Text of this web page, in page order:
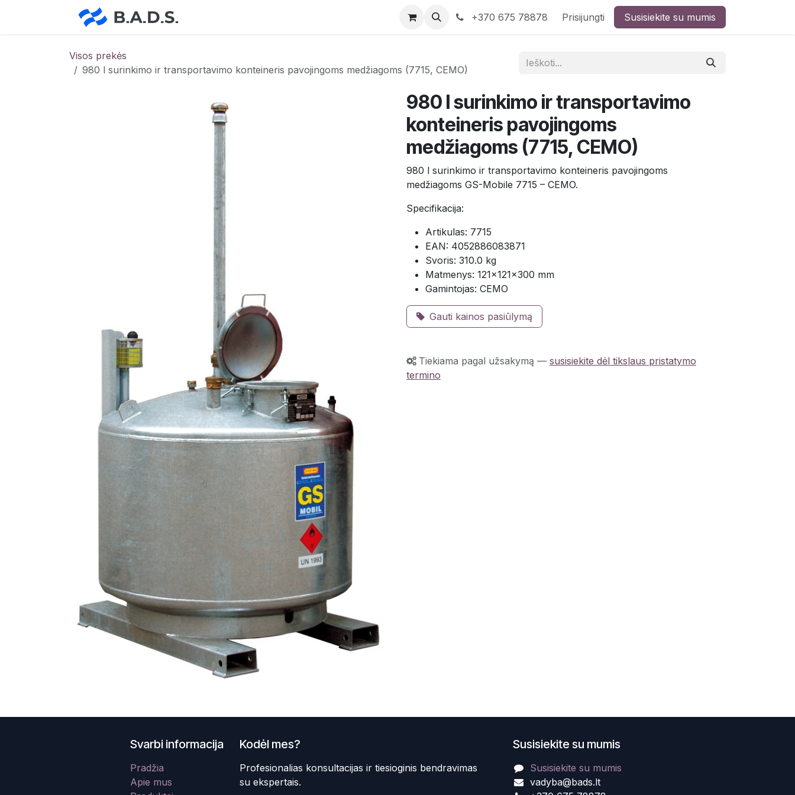
+370 675 78878 Prisijungti Susisiekite su mumis
Visos prekės
980 l surinkimo ir transportavimo konteineris pavojingoms medžiagoms (7715, CEMO)
980 l surinkimo ir transportavimo
konteineris pavojingoms
medžiagoms (7715, CEMO)
980 l surinkimo ir transportavimo konteineris pavojingoms
medžiagoms GS-Mobile 7715 – CEMO.
Specifikacija:
Artikulas: 7715
EAN: 4052886083871
Svoris: 310.0 kg
Matmenys: 121×121×300 mm
Gamintojas: CEMO
Gauti kainos pasiūlymą
Tiekiama pagal užsakymą — susisiekite dėl tikslaus pristatymo
termino
Susisiekite su mumis
Susisiekite su mumis
vadyba@bads.lt
Kodėl mes?
Profesionalias konsultacijas ir tiesioginis bendravimas
su ekspertais.
Svarbi informacija
Pradžia
Apie mus